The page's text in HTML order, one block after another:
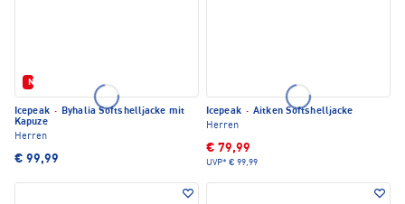
Neu
Icepeak · Byhalia Softshelljacke mit
Kapuze
Herren
€ 99,99
Icepeak · Aitken Softshelljacke
Herren
€ 79,99
UVP* € 99,99